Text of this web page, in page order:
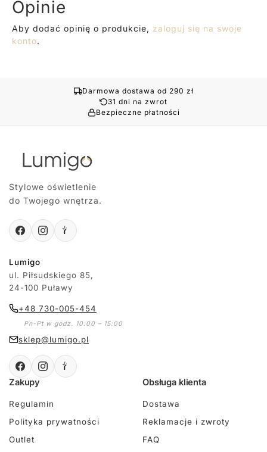
Opinie
Aby dodać opinię o produkcie, zaloguj się na swoje
konto.
Darmowa dostawa od 290 zł
31 dni na zwrot
Bezpieczne płatności
Stylowe oświetlenie
do Twojego wnętrza.
Lumigo
ul. Piłsudskiego 85,
24-100 Puławy
+48 730-005-454
Pn-Pt w godz. 10:00 – 15:00
sklep@lumigo.pl
Zakupy
Regulamin
Polityka prywatności
Outlet
Obsługa klienta
Dostawa
Reklamacje i zwroty
FAQ